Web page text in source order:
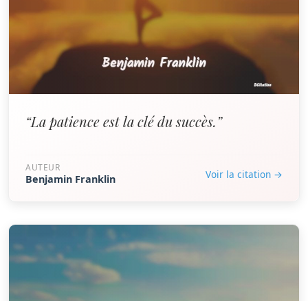
“La patience est la clé du succès.”
AUTEUR
Benjamin Franklin Voir la citation →